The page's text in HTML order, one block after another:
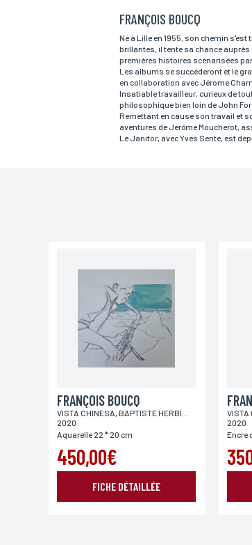
Nom*
Email*
Adresse
FRANÇOIS BOUCQ
Né à Lille en 1955, son chemin
brillantes, il tente sa chance
premières histoires scénarisées
Les albums se succéderont et le
en collaboration avec Jérome
Insatiable travailleur, curieux de
philosophique bien loin de John
Remettant en cause son travail et
aventures de Jérôme Moucherot,
Le Janitor, avec Yves Sente, est
FRANÇOIS BOUCQ
2020
Aquarelle 22 * 20 cm
450,00€
FICHE DÉTAILLÉE
2020
Encre